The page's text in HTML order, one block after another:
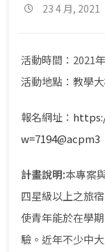
23 4 月, 2021
活動時間：2021
活動地點：教學
報名網址：
w=7194@acpm3
計畫說明:本專案
四星級以上之旅
使青年能於在學
驗。近年不少中